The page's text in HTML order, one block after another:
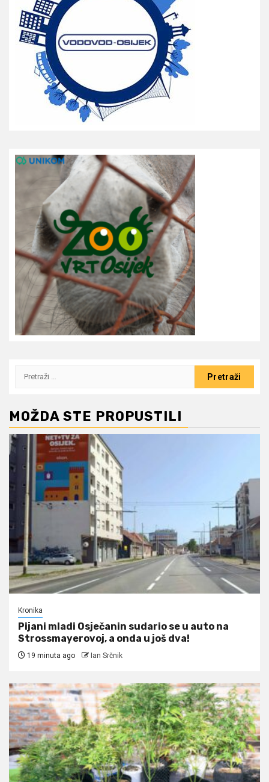
Pretraži:
MOŽDA STE PROPUSTILI
Kronika
Pijani mladi Osječanin sudario se u auto na
Strossmayerovoj, a onda u još dva!
19 minuta ago Ian Srčnik